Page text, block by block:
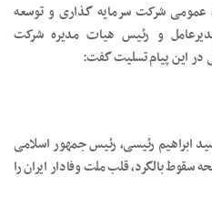
عمومی شرکت سرمایه گذاری و توسعه
و رئیس هیات مدیره شرکت
در این پیام تسلیت گفت:
ابراهیم رئیسی، رئیس جمهور اسلامی
سقوط بالگرد، قلب ملت وفادار ایران را